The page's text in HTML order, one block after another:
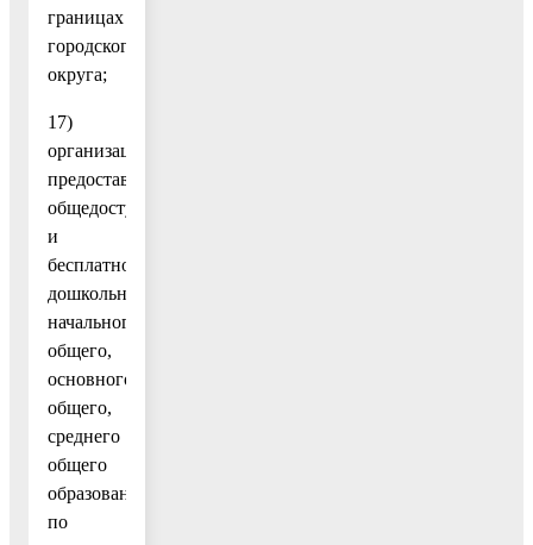
границах
городского
округа;
17)
организация
предоставления
общедоступного
и
бесплатного
дошкольного,
начального
общего,
основного
общего,
среднего
общего
образования
по